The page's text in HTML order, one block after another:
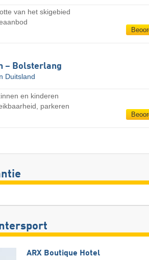
van het skigebied
– Bolsterlang
Duitsland
en kinderen
parkeren
ARX Boutique Hotel